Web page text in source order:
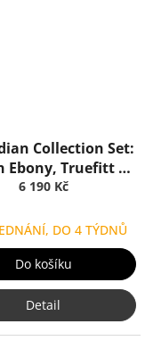
Collection Set:
Ebony, Truefitt &
Hill
6 190 Kč
DO 4 TÝDNŮ
Do košíku
Detail